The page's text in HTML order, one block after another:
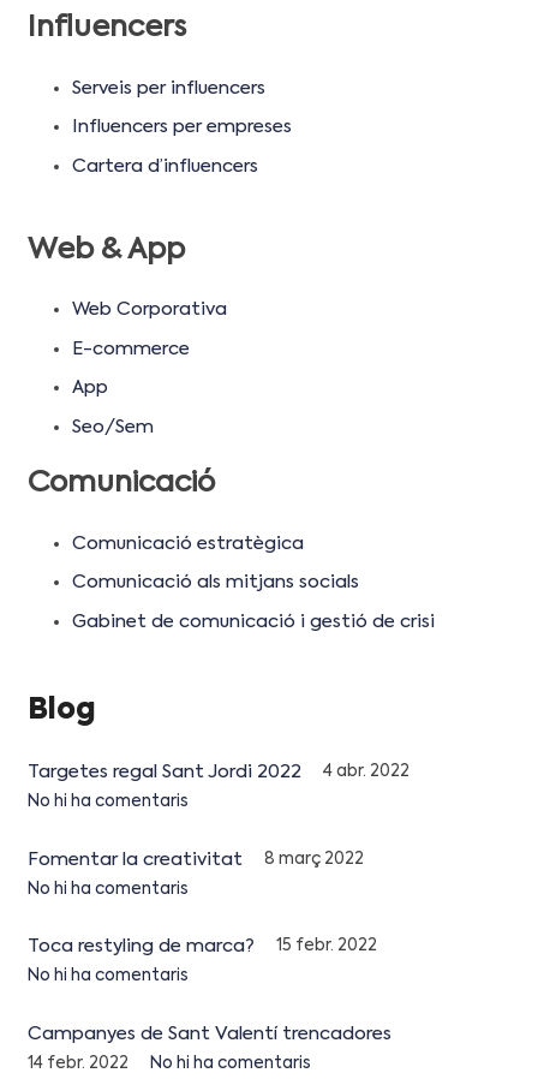
Influencers
Serveis per influencers
Influencers per empreses
Cartera d’influencers
Web & App
Web Corporativa
E-commerce
App
Seo/Sem
Comunicació
Comunicació estratègica
Comunicació als mitjans socials
Gabinet de comunicació i gestió de crisi
Blog
Targetes regal Sant Jordi 2022
4 abr. 2022
No hi ha comentaris
Fomentar la creativitat
8 març 2022
No hi ha comentaris
Toca restyling de marca?
15 febr. 2022
No hi ha comentaris
Campanyes de Sant Valentí trencadores
14 febr. 2022 No hi ha comentaris